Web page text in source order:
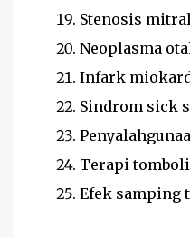
Stenosis mitral
Neoplasma
Infark
Sindrom sick
Terapi
Efek samping